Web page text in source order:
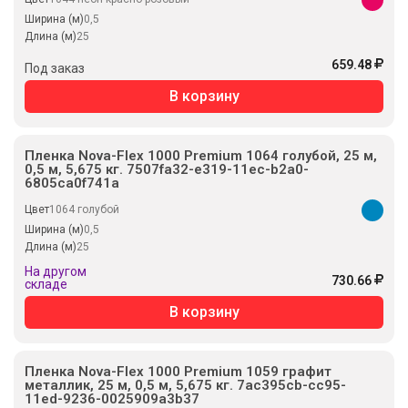
Ширина (м)0,5
Длина (м)25
Под заказ 659.48
В корзину
Пленка Nova-Flex 1000 Premium 1064 голубой, 25 м,
0,5 м, 5,675 кг. 7507fa32-e319-11ec-b2a0-
6805ca0f741a
Цвет1064 голубой
Ширина (м)0,5
Длина (м)25
На другом
складе
730.66
В корзину
Пленка Nova-Flex 1000 Premium 1059 графит
металлик, 25 м, 0,5 м, 5,675 кг. 7ac395cb-cc95-
11ed-9236-0025909a3b37